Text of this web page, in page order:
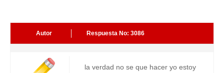
Autor Respuesta No: 3086
la verdad no se que hacer yo estoy